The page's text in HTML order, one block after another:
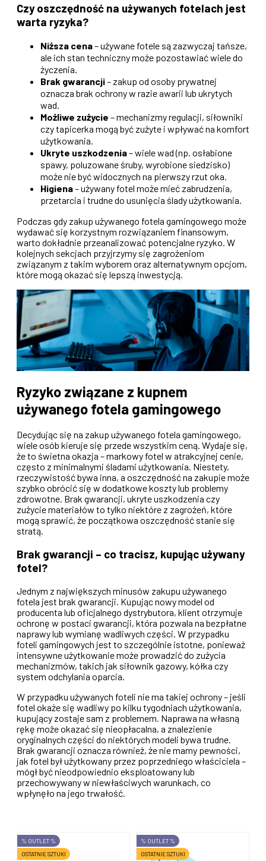
Czy oszczędność na używanych fotelach jest
warta ryzyka?
Niższa cena– używane fotele są zazwyczaj tańsze,
ale ich stan techniczny może pozostawiać wiele do
życzenia.
Brak gwarancji– zakup od osoby prywatnej
oznacza brak ochrony w razie awarii lub ukrytych
wad.
Możliwe zużycie – mechanizmy regulacji, siłowniki
czy tapicerka mogą być zużyte i wpływać na komfort
użytkowania.
Ukryte uszkodzenia– wiele wad (np. osłabione
spawy, poluzowane śruby, wyrobione siedzisko)
może nie być widocznych na pierwszy rzut oka.
Higiena– używany fotel może mieć zabrudzenia,
przetarcia i trudne do usunięcia ślady użytkowania.
Podczas gdy zakup używanego fotela gamingowego może
wydawać się korzystnym rozwiązaniem finansowym,
warto dokładnie przeanalizować potencjalne ryzyko. W
kolejnych sekcjach przyjrzymy się zagrożeniom
związanym z takim wyborem oraz alternatywnym opcjom,
które mogą okazać się lepszą inwestycją.
Ryzyko związane z kupnem
używanego fotela gamingowego
Decydując się na zakup używanego fotela gamingowego,
wiele osób kieruje się przede wszystkim ceną. Wydaje się,
że to świetna okazja – markowy fotel w atrakcyjnej cenie,
często z minimalnymi śladami użytkowania. Niestety,
rzeczywistość bywa inna, a oszczędność na zakupie może
szybko obrócić się w dodatkowe koszty lub problemy
zdrowotne. Brak gwarancji, ukryte uszkodzenia czy
zużycie materiałów to tylko niektóre z zagrożeń, które
mogą sprawić, że początkowa oszczędność stanie się
stratą.
Brak gwarancji – co tracisz, kupując używany
fotel?
Jednym z największych minusów zakupu używanego
fotela jest brak gwarancji. Kupując nowy model od
producenta lub oficjalnego dystrybutora, klient otrzymuje
ochronę w postaci gwarancji, która pozwala na bezpłatne
naprawy lub wymianę wadliwych części. W przypadku
foteli gamingowych jest to szczególnie istotne, ponieważ
intensywne użytkowanie może prowadzić do zużycia
mechanizmów, takich jak siłownik gazowy, kółka czy
system odchylania oparcia.
W przypadku używanych foteli nie ma takiej ochrony – jeśli
fotel okaże się wadliwy po kilku tygodniach użytkowania,
kupujący zostaje sam z problemem. Naprawa na własną
rękę może okazać się nieopłacalna, a znalezienie
oryginalnych części do niektórych modeli bywa trudne.
Brak gwarancji oznacza również, że nie mamy pewności,
jak fotel był użytkowany przez poprzedniego właściciela –
mógł być nieodpowiednio eksploatowany lub
przechowywany w niewłaściwych warunkach, co
wpłynęło na jego trwałość.
% OUTLET %
OSTATNIE SZTUKI
% OUTLET %
OSTATNIE SZTUKI